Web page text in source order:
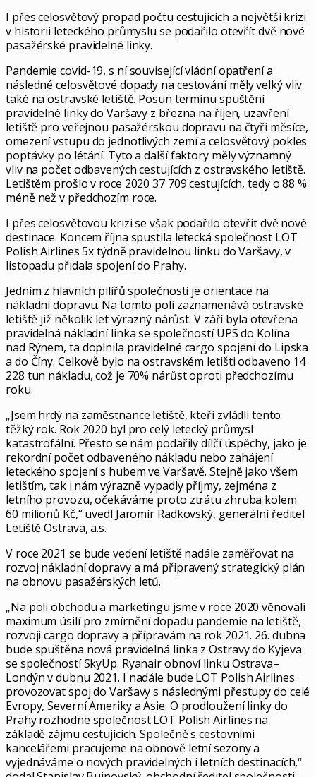
I přes celosvětový propad počtu cestujících a největší krizi
v historii leteckého průmyslu se podařilo otevřít dvě nové
pasažérské pravidelné linky.
Pandemie covid-19, s ní související vládní opatření a
následné celosvětové dopady na cestování měly velký vliv
také na ostravské letiště. Posun termínu spuštění
pravidelné linky do Varšavy z března na říjen, uzavření
letiště pro veřejnou pasažérskou dopravu na čtyři měsíce,
omezení vstupu do jednotlivých zemí a celosvětový pokles
poptávky po létání. Tyto a další faktory měly významný
vliv na počet odbavených cestujících z ostravského letiště.
Letištěm prošlo v roce 2020 37 709 cestujících, tedy o 88 %
méně než v předchozím roce.
I přes celosvětovou krizi se však podařilo otevřít dvě nové
destinace. Koncem října spustila letecká společnost LOT
Polish Airlines 5x týdně pravidelnou linku do Varšavy, v
listopadu přidala spojení do Prahy.
Jedním z hlavních pilířů společnosti je orientace na
nákladní dopravu. Na tomto poli zaznamenává ostravské
letiště již několik let výrazný nárůst. V září byla otevřena
pravidelná nákladní linka se společností UPS do Kolína
nad Rýnem, ta doplnila pravidelné cargo spojení do Lipska
a do Číny. Celkově bylo na ostravském letišti odbaveno 14
228 tun nákladu, což je 70% nárůst oproti předchozímu
roku.
„Jsem hrdý na zaměstnance letiště, kteří zvládli tento
těžký rok. Rok 2020 byl pro celý letecký průmysl
katastrofální. Přesto se nám podařily dílčí úspěchy, jako je
rekordní počet odbaveného nákladu nebo zahájení
leteckého spojení s hubem ve Varšavě. Stejně jako všem
letištím, tak i nám výrazně vypadly příjmy, zejména z
letního provozu, očekáváme proto ztrátu zhruba kolem
60 milionů Kč,“ uvedl Jaromír Radkovský, generální ředitel
Letiště Ostrava, a.s.
V roce 2021 se bude vedení letiště nadále zaměřovat na
rozvoj nákladní dopravy a má připravený strategický plán
na obnovu pasažérských letů.
„Na poli obchodu a marketingu jsme v roce 2020 věnovali
maximum úsilí pro zmírnění dopadu pandemie na letiště,
rozvoji cargo dopravy a přípravám na rok 2021. 26. dubna
bude spuštěna nová pravidelná linka z Ostravy do Kyjeva
se společností SkyUp. Ryanair obnoví linku Ostrava–
Londýn v dubnu 2021. I nadále bude LOT Polish Airlines
provozovat spoj do Varšavy s následnými přestupy do celé
Evropy, Severní Ameriky a Asie. O prodloužení linky do
Prahy rozhodne společnost LOT Polish Airlines na
základě zájmu cestujících. Společně s cestovními
kancelářemi pracujeme na obnově letní sezony a
vyjednáváme o nových pravidelných i letních destinacích,“